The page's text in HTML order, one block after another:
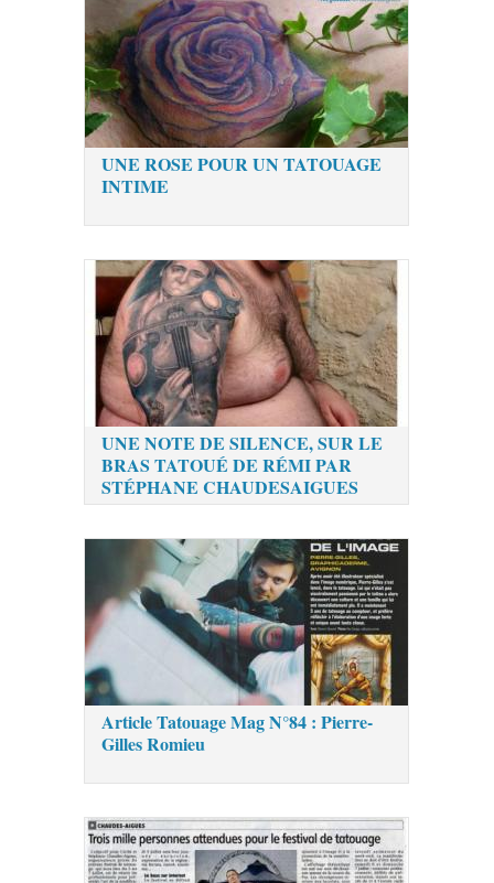
UNE ROSE POUR UN TATOUAGE
INTIME
UNE NOTE DE SILENCE, SUR LE
BRAS TATOUÉ DE RÉMI PAR
STÉPHANE CHAUDESAIGUES
Article Tatouage Mag N°84 : Pierre-
Gilles Romieu